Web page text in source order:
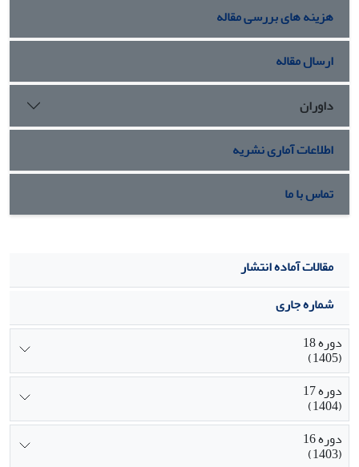
هزینه های بررسی مقاله
ارسال مقاله
داوران
اطلاعات آماری نشریه
تماس با ما
مقالات آماده انتشار
شماره جاری
دوره 18
(1405)
دوره 17
(1404)
دوره 16
(1403)